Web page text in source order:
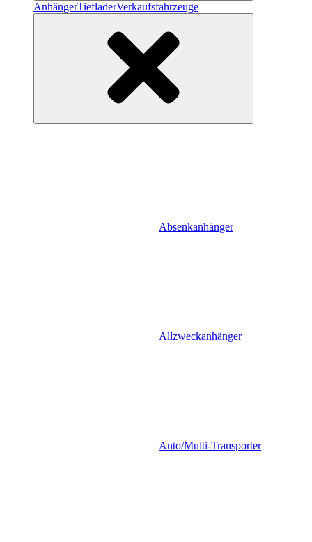
AnhängerTiefladerVerkaufsfahrzeuge
Absenkanhänger
Allzweckanhänger
Auto/Multi-Transporter